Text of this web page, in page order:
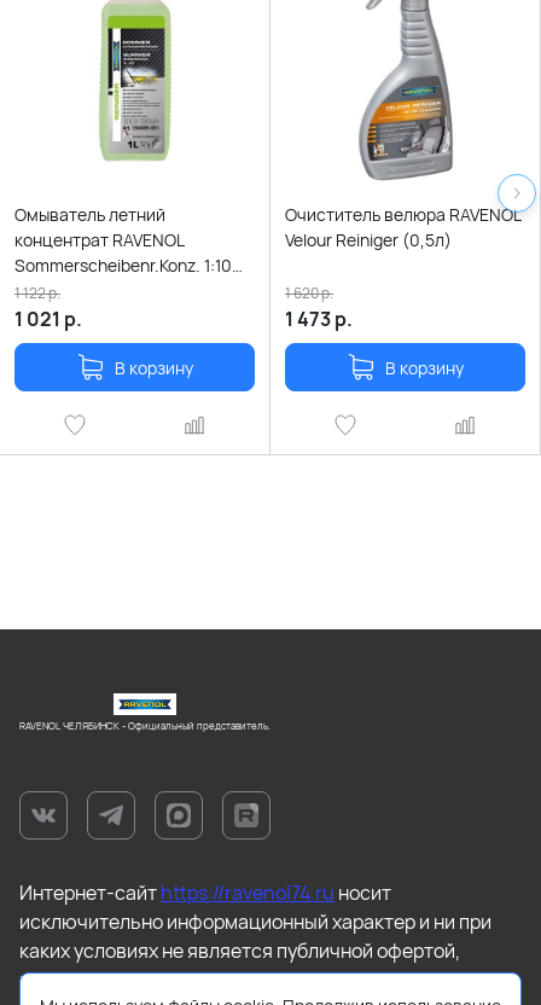
Омыватель летний
концентрат RAVENOL
Sommerscheibenr.Konz. 1:10
(1л) new
1 021 р.
1 122р.
В корзину
Очиститель велюра RAVENOL
Velour Reiniger (0,5л)
1 473р.
1 620р.
В корзину
RAVENOL ЧЕЛЯБИНСК - Официальный представитель.
Интернет-сайтhttps://ravenol74.ru носит
исключительно информационный характер и ни при
каких условиях не является публичной офертой,
которая определяется положениями статьи 437